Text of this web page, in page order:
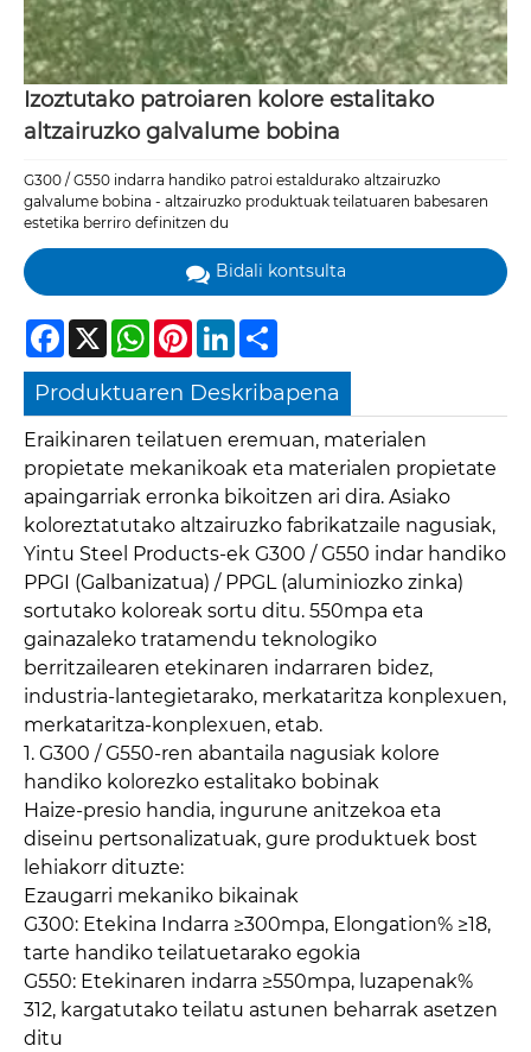
Izoztutako patroiaren kolore estalitako
altzairuzko galvalume bobina
G300 / G550 indarra handiko patroi estaldurako altzairuzko
galvalume bobina - altzairuzko produktuak teilatuaren babesaren
estetika berriro definitzen du
Bidali kontsulta
Facebook
X WhatsAppPinterestLinkedIn
Produktuaren Deskribapena
Eraikinaren teilatuen eremuan, materialen
propietate mekanikoak eta materialen propietate
apaingarriak erronka bikoitzen ari dira. Asiako
koloreztatutako altzairuzko fabrikatzaile nagusiak,
Yintu Steel Products-ek G300 / G550 indar handiko
PPGI (Galbanizatua) / PPGL (aluminiozko zinka)
sortutako koloreak sortu ditu. 550mpa eta
gainazaleko tratamendu teknologiko
berritzailearen etekinaren indarraren bidez,
industria-lantegietarako, merkataritza konplexuen,
merkataritza-konplexuen, etab.
1. G300 / G550-ren abantaila nagusiak kolore
handiko kolorezko estalitako bobinak
Haize-presio handia, ingurune anitzekoa eta
diseinu pertsonalizatuak, gure produktuek bost
lehiakorr dituzte:
Ezaugarri mekaniko bikainak
G300: Etekina Indarra ≥300mpa, Elongation% ≥18,
tarte handiko teilatuetarako egokia
G550: Etekinaren indarra ≥550mpa, luzapenak%
312, kargatutako teilatu astunen beharrak asetzen
ditu